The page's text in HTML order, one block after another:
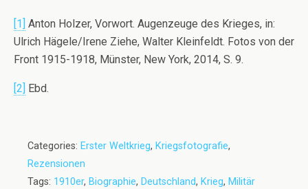
[1] Anton Holzer, Vorwort. Augenzeuge des Krieges, in:
Ulrich Hägele/Irene Ziehe, Walter Kleinfeldt. Fotos von der
Front 1915-1918, Münster, New York, 2014, S. 9.
[2] Ebd.
Categories: Erster Weltkrieg, Kriegsfotografie,
Rezensionen
Tags: 1910er, Biographie, Deutschland, Krieg, Militär